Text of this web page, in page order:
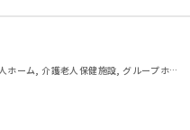
ホーム, 介護老人保健施設, グループホー